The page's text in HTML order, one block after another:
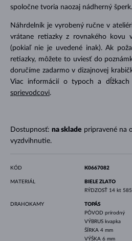
spoločne tvoria naozaj nádherný šperk.
Náhrdelník je vyrobený ručne v
vrátane retiazky z rovnakého kovu
(pokiaľ nie je uvedené inak). Ak
retiazky, môžete to uviesť do
doručíme zadarmo v dizajnovej
Viac informácií o typoch a dĺžkach
sprievodcovi.
Dostupnosť: na sklade pripravené na
vyzdvihnutie.
KÓD K0667082
MATERIÁL
BIELE ZLATO
RÝDZOSŤ 14 kt
DRAHOKAMY
TOPÁS
PÔVOD prírodný
VÝBRUS kvapka
ŠÍRKA 4 mm
VÝŠKA 6 mm